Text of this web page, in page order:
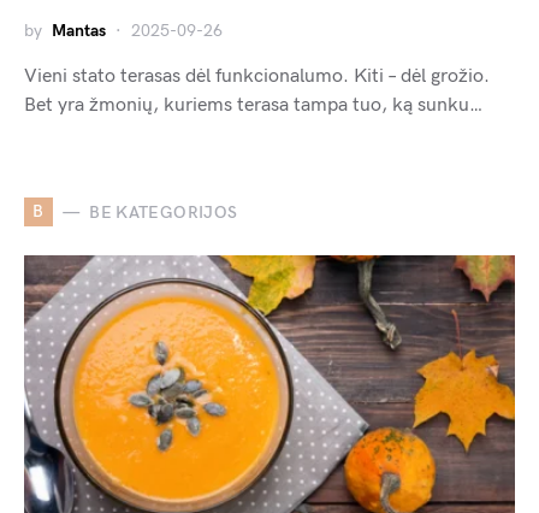
by Mantas 2025-09-26
Vieni stato terasas dėl funkcionalumo. Kiti – dėl grožio.
Bet yra žmonių, kuriems terasa tampa tuo, ką sunku…
B BE KATEGORIJOS